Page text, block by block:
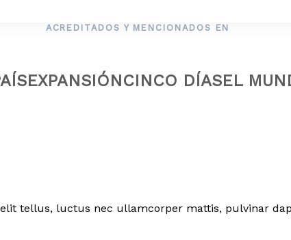
ACREDITADOS Y MENCIONADOS EN
EXPANSIÓNCINCO DÍASEL
tellus, luctus nec ullamcorper mattis, pulvinar